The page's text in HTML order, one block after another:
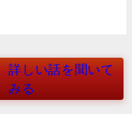
詳しい話を聞いて
みる